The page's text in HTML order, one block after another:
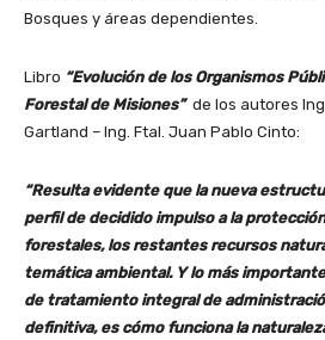
Bosques y áreas dependientes.
Libro “Evolución de los Organismos
Forestal de Misiones”de los autores
Gartland – Ing. Ftal. Juan Pablo Cinto:
“Resulta evidente que la nueva
perfil de decidido impulso a la
forestales, los restantes recursos
temática ambiental. Y lo más
de tratamiento integral de
definitiva, es cómo funciona la